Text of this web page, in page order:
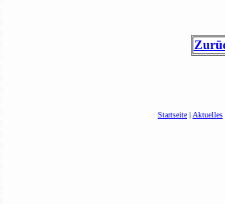
Startseite | Aktuelles